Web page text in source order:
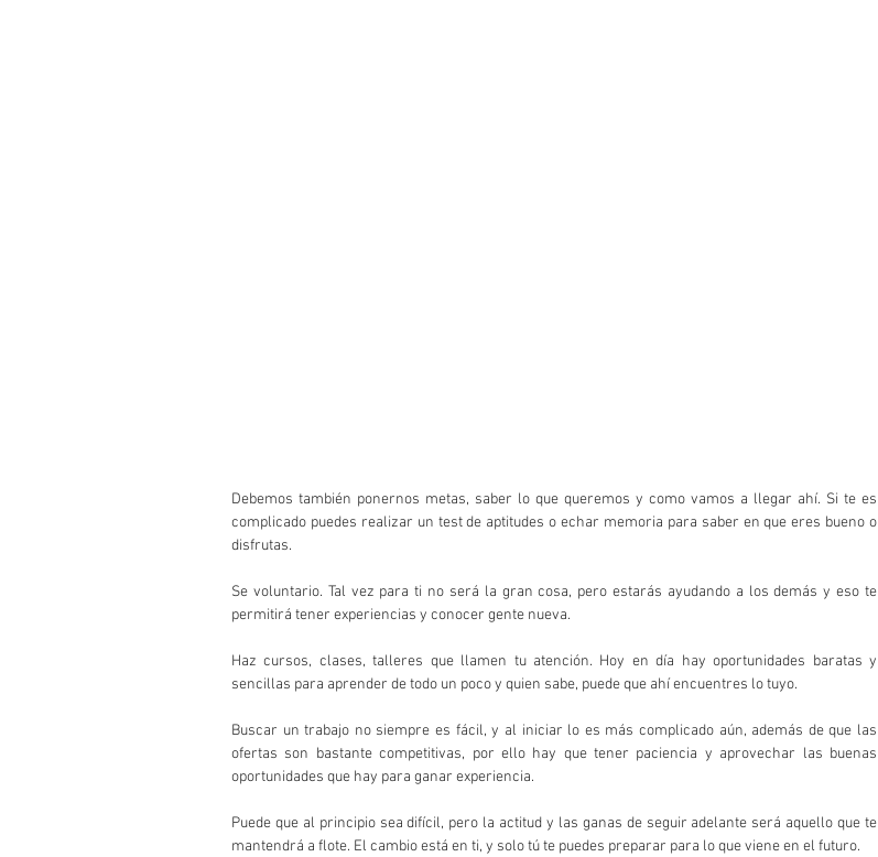
Debemos también ponernos metas, saber lo que queremos y como vamos a llegar ahí. Si te es
complicado puedes realizar un test de aptitudes o echar memoria para saber en que eres bueno o
disfrutas.
Se voluntario. Tal vez para ti no será la gran cosa, pero estarás ayudando a los demás y eso te
permitirá tener experiencias y conocer gente nueva.
Haz cursos, clases, talleres que llamen tu atención. Hoy en día hay oportunidades baratas y
sencillas para aprender de todo un poco y quien sabe, puede que ahí encuentres lo tuyo.
Buscar un trabajo no siempre es fácil, y al iniciar lo es más complicado aún, además de que las
ofertas son bastante competitivas, por ello hay que tener paciencia y aprovechar las buenas
oportunidades que hay para ganar experiencia.
Puede que al principio sea difícil, pero la actitud y las ganas de seguir adelante será aquello que te
mantendrá a flote. El cambio está en ti, y solo tú te puedes preparar para lo que viene en el futuro.